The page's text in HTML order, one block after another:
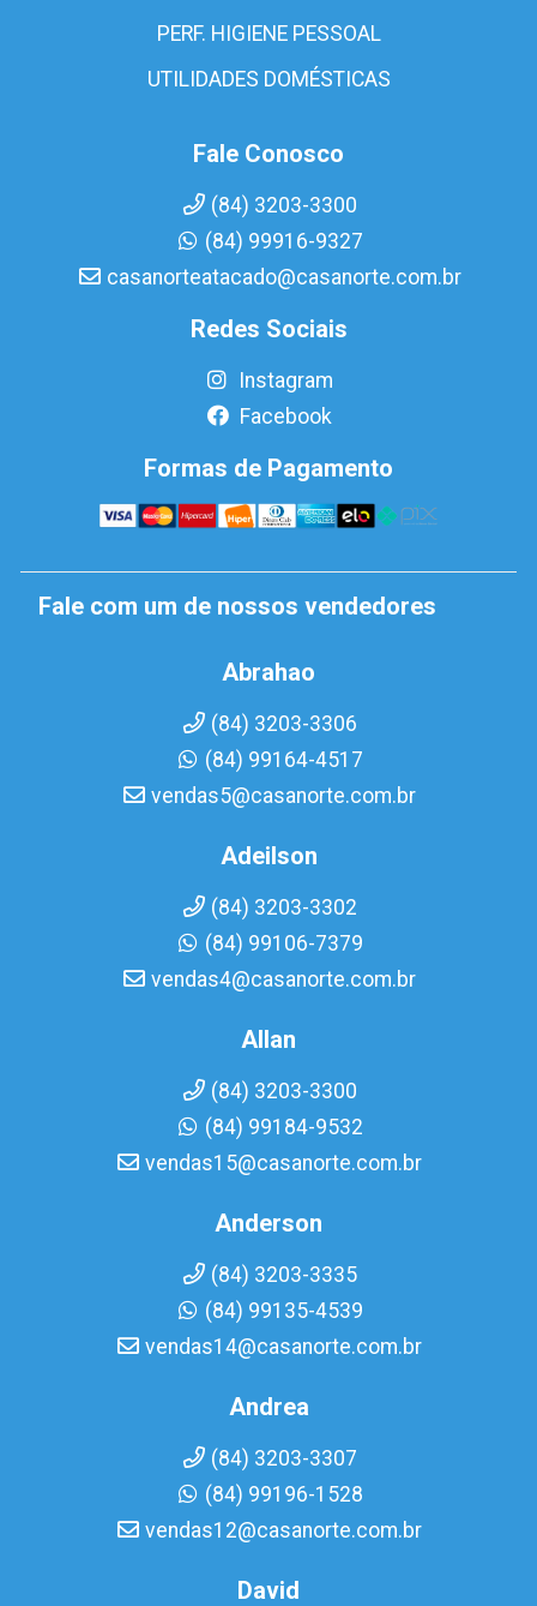
PERF. HIGIENE PESSOAL
UTILIDADES DOMÉSTICAS
Fale Conosco
(84) 3203-3300
(84) 99916-9327
casanorteatacado@casanorte.com.br
Redes Sociais
Instagram
Facebook
Formas de Pagamento
Fale com um de nossos vendedores
Abrahao
(84) 3203-3306
(84) 99164-4517
vendas5@casanorte.com.br
Adeilson
(84) 3203-3302
(84) 99106-7379
vendas4@casanorte.com.br
Allan
(84) 3203-3300
(84) 99184-9532
vendas15@casanorte.com.br
Anderson
(84) 3203-3335
(84) 99135-4539
vendas14@casanorte.com.br
Andrea
(84) 3203-3307
(84) 99196-1528
vendas12@casanorte.com.br
David